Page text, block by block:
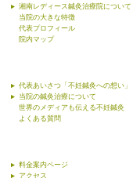
湘南レディース鍼灸治療院について
当院の大きな特徴
代表プロフィール
院内マップ
代表あいさつ「不妊鍼灸への想い」
当院の鍼灸治療について
世界のメディアも伝える不妊鍼灸
よくある質問
料金案内ページ
アクセス